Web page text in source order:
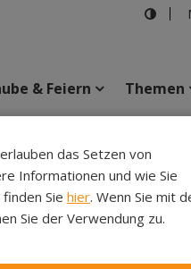
& Feiern Themen
das Setzen von
Informationen und wie Sie
Sie hier. Wenn Sie mit
Sie der Verwendung zu.